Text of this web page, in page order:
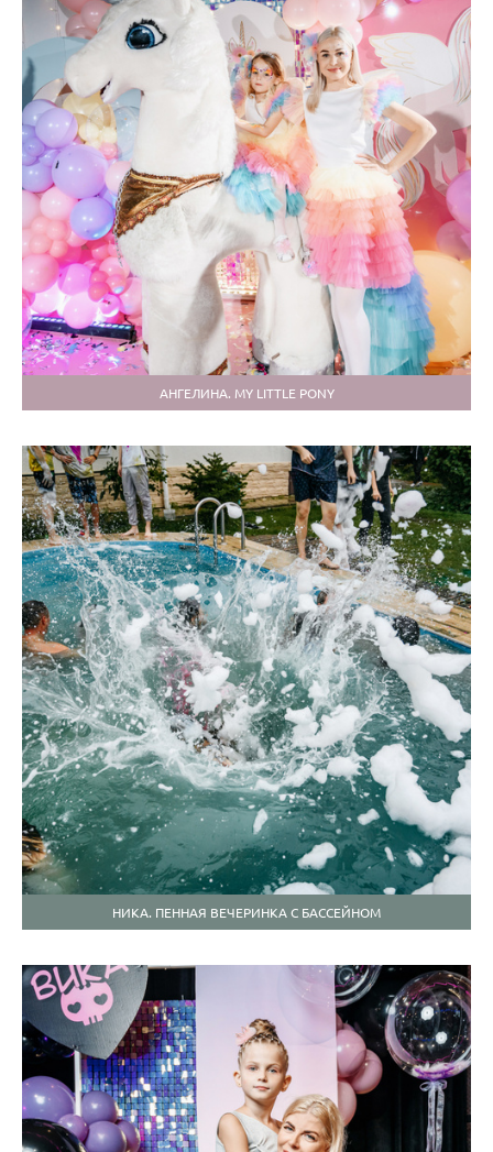
АНГЕЛИНА. MY LITTLE PONY
НИКА. ПЕННАЯ ВЕЧЕРИНКА С БАССЕЙНОМ